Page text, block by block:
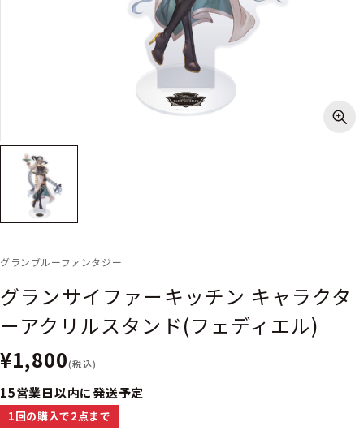
グランブルーファンタジー
グランサイファーキッチン キャラクタ
ーアクリルスタンド(フェディエル)
¥1,800(税込)
15営業日以内に発送予定
1回の購入で2点まで